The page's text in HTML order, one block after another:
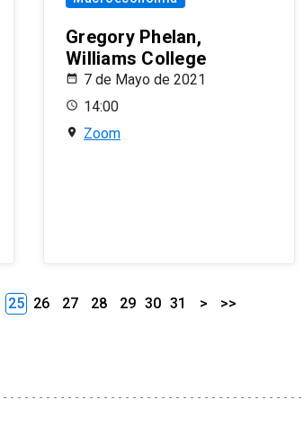
Gregory Phelan,
Williams College
7 de Mayo de 2021
14:00
Zoom
25 26 27 28 29 30 31 > >>